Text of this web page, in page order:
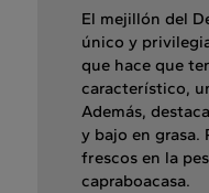
El mejillón del
único y
que hace que
característico,
Además,
y bajo en grasa.
frescos en la
capraboacasa.